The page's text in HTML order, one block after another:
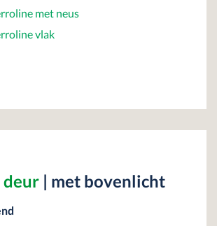
met neus
vlak
deur | met bovenlicht